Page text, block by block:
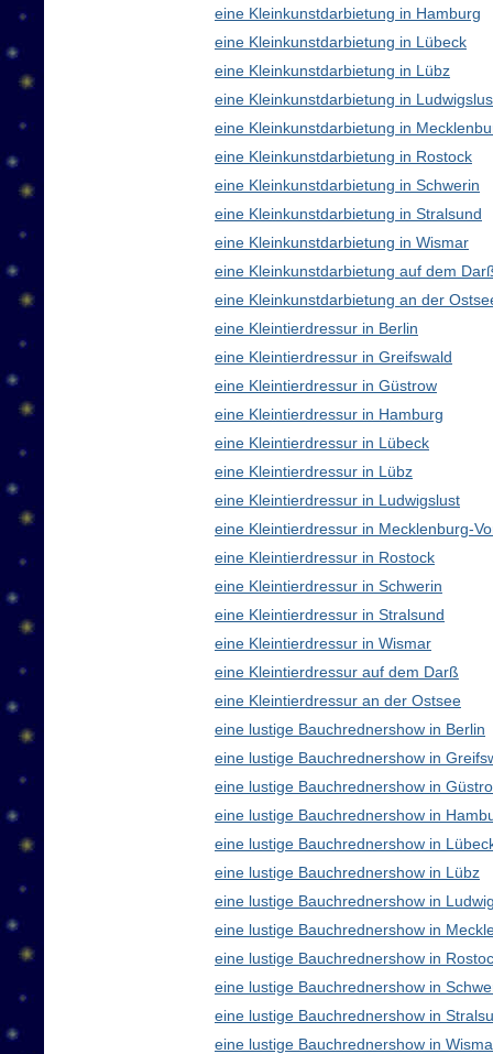
eine Kleinkunstdarbietung in Hamburg
eine Kleinkunstdarbietung in Lübeck
eine Kleinkunstdarbietung in Lübz
eine Kleinkunstdarbietung in
eine Kleinkunstdarbietung in
eine Kleinkunstdarbietung in Rostock
eine Kleinkunstdarbietung in Schwerin
eine Kleinkunstdarbietung in Stralsund
eine Kleinkunstdarbietung in Wismar
eine Kleinkunstdarbietung auf dem
eine Kleinkunstdarbietung an der
eine Kleintierdressur in Berlin
eine Kleintierdressur in Greifswald
eine Kleintierdressur in Güstrow
eine Kleintierdressur in Hamburg
eine Kleintierdressur in Lübeck
eine Kleintierdressur in Lübz
eine Kleintierdressur in Ludwigslust
eine Kleintierdressur in Mecklenburg-
eine Kleintierdressur in Rostock
eine Kleintierdressur in Schwerin
eine Kleintierdressur in Stralsund
eine Kleintierdressur in Wismar
eine Kleintierdressur auf dem Darß
eine Kleintierdressur an der Ostsee
eine lustige Bauchrednershow in Berlin
eine lustige Bauchrednershow in
eine lustige Bauchrednershow in
eine lustige Bauchrednershow in
eine lustige Bauchrednershow in
eine lustige Bauchrednershow in Lübz
eine lustige Bauchrednershow in
eine lustige Bauchrednershow in
eine lustige Bauchrednershow in
eine lustige Bauchrednershow in
eine lustige Bauchrednershow in
eine lustige Bauchrednershow in